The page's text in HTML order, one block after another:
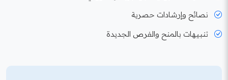
نصائح وإرشادات حصرية
تنبيهات بالمنح والفرص الجديدة